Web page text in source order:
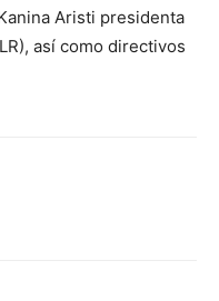
Aristi presidenta
así como directivos